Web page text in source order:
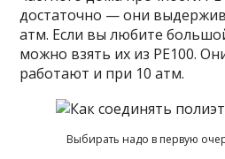
достаточно — они
атм. Если вы любите
можно взять их из PE100.
работают и при 10 атм.
Выбирать надо в первую